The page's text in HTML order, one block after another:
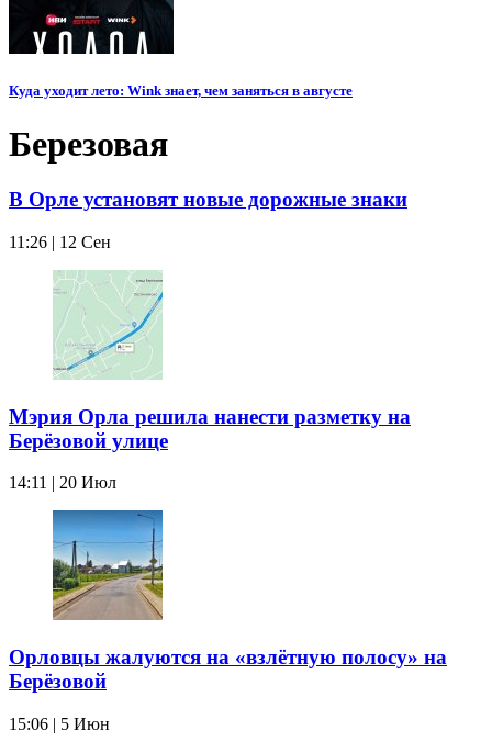
Куда уходит лето: Wink знает, чем заняться в августе
Березовая
В Орле установят новые дорожные знаки
11:26 | 12 Сен
Мэрия Орла решила нанести разметку на
Берёзовой улице
14:11 | 20 Июл
Орловцы жалуются на «взлётную полосу» на
Берёзовой
15:06 | 5 Июн